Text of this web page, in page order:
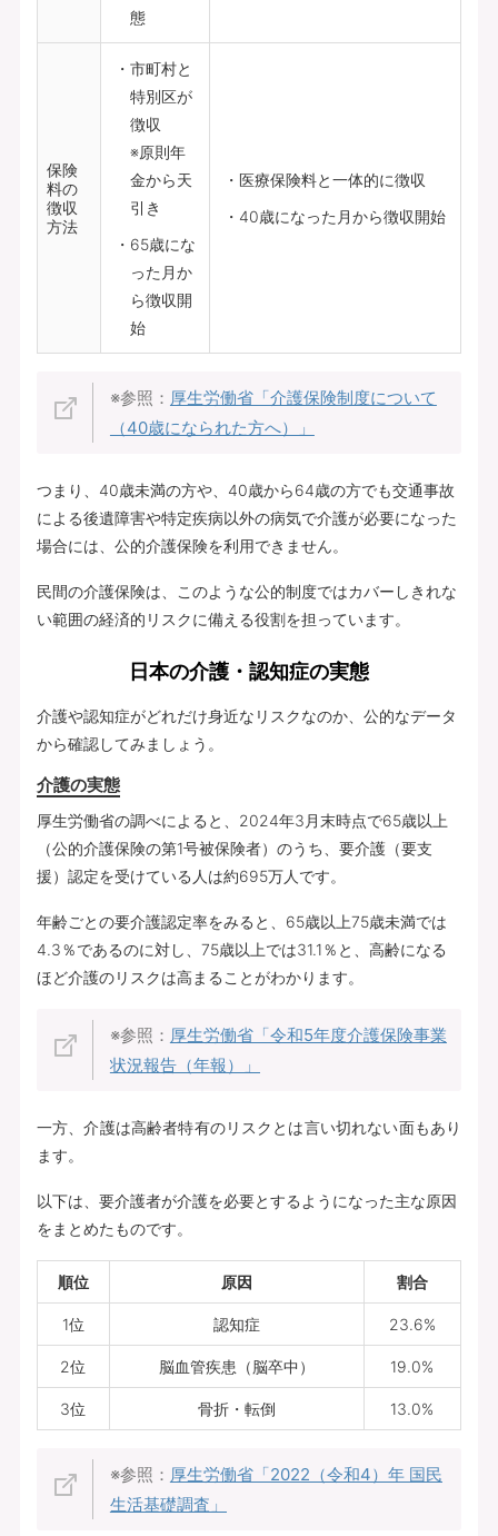
態
保険
料の
徴収
方法
市町村と
特別区が
徴収
※原則年
金から天
引き
65歳にな
った月か
ら徴収開
始
医療保険料と一体的に徴収
40歳になった月から徴収開始
※参照： 厚生労働省「介護保険制度について
（40歳になられた方へ）」
つまり、40歳未満の方や、40歳から64歳の方でも交通事故
による後遺障害や特定疾病以外の病気で介護が必要になった
場合には、公的介護保険を利用できません。
民間の介護保険は、このような公的制度ではカバーしきれな
い範囲の経済的リスクに備える役割を担っています。
日本の介護・認知症の実態
介護や認知症がどれだけ身近なリスクなのか、公的なデータ
から確認してみましょう。
介護の実態
厚生労働省の調べによると、2024年3月末時点で65歳以上
（公的介護保険の第1号被保険者）のうち、要介護（要支
援）認定を受けている人は約695万人です。
年齢ごとの要介護認定率をみると、65歳以上75歳未満では
4.3％であるのに対し、75歳以上では31.1％と、高齢になる
ほど介護のリスクは高まることがわかります。
※参照： 厚生労働省「令和5年度介護保険事業
状況報告（年報）」
一方、介護は高齢者特有のリスクとは言い切れない面もあり
ます。
以下は、要介護者が介護を必要とするようになった主な原因
をまとめたものです。
順位 原因 割合
1位 認知症 23.6%
2位 脳血管疾患（脳卒中） 19.0%
3位 骨折・転倒 13.0%
※参照： 厚生労働省「2022（令和4）年 国民
生活基礎調査」